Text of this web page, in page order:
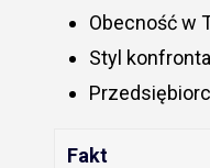
Obecność w
Styl
Fakt